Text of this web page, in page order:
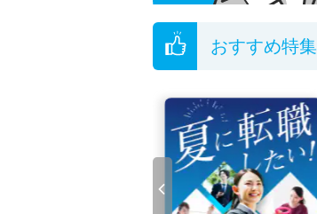
おすすめ特集